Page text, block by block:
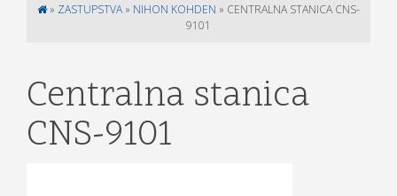
» ZASTUPSTVA » NIHON KOHDEN » CENTRALNA STANICA CNS-
9101
Centralna stanica
CNS-9101